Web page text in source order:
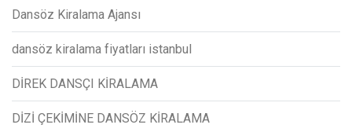
Dansöz Kiralama Ajansı
dansöz kiralama fiyatları istanbul
DİREK DANSÇI KİRALAMA
DİZİ ÇEKİMİNE DANSÖZ KİRALAMA